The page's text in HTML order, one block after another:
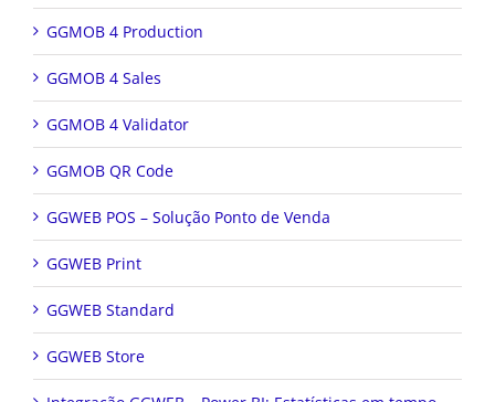
GGMOB 4 Production
GGMOB 4 Sales
GGMOB 4 Validator
GGMOB QR Code
GGWEB POS – Solução Ponto de Venda
GGWEB Print
GGWEB Standard
GGWEB Store